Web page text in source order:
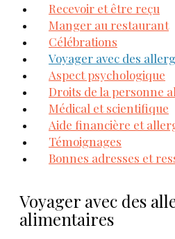
Recevoir et être reçu
Manger au restaurant
Célébrations
Voyager avec des
Aspect psychologique
Droits de la personne
Médical et scientifique
Aide financière et
Témoignages
Bonnes adresses et
Voyager avec des
alimentaires